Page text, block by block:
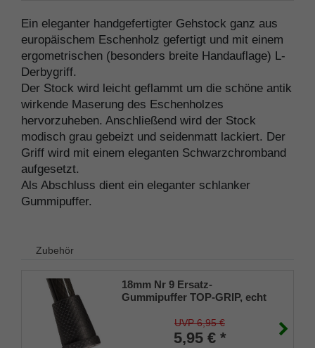
Ein eleganter handgefertigter Gehstock ganz aus
europäischem Eschenholz gefertigt und mit einem
ergometrischen (besonders breite Handauflage) L-
Derbygriff.
Der Stock wird leicht geflammt um die schöne antik
wirkende Maserung des Eschenholzes
hervorzuheben. Anschließend wird der Stock
modisch grau gebeizt und seidenmatt lackiert. Der
Griff wird mit einem eleganten Schwarzchromband
aufgesetzt.
Als Abschluss dient ein eleganter schlanker
Gummipuffer.
Zubehör
18mm Nr 9 Ersatz-
Gummipuffer TOP-GRIP, echt
UVP 6,95 €
5,95 € *